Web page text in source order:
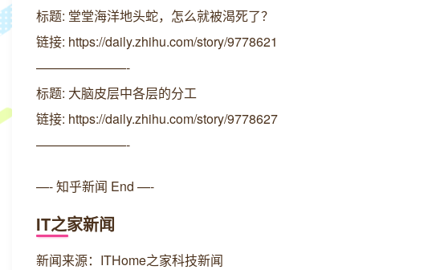
标题: 堂堂海洋地头蛇，怎么就被渴死了？
链接: https://daily.zhihu.com/story/9778621
———————-
标题: 大脑皮层中各层的分工
链接: https://daily.zhihu.com/story/9778627
———————-
—- 知乎新闻 End —-
IT之家新闻
新闻来源：ITHome之家科技新闻